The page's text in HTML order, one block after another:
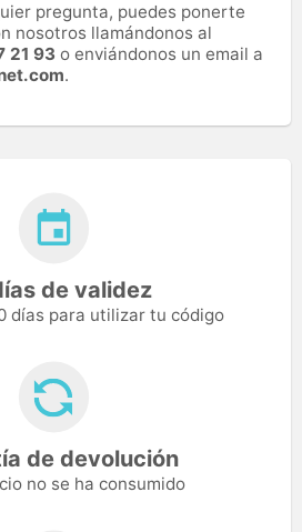
pregunta, puedes ponerte
nosotros llamándonos al
21 93 o enviándonos un email a
.
de validez
días para utilizar tu código
de devolución
no se ha consumido